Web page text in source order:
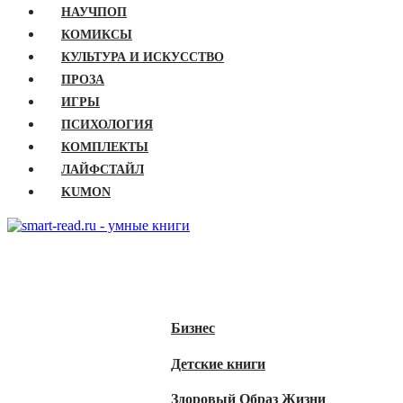
НАУЧПОП
КОМИКСЫ
КУЛЬТУРА И ИСКУССТВО
ПРОЗА
ИГРЫ
ПСИХОЛОГИЯ
КОМПЛЕКТЫ
ЛАЙФСТАЙЛ
KUMON
Бизнес
Детские книги
Здоровый Образ Жизни